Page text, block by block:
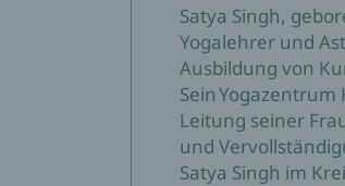
Satya Singh,
Yogalehrer und
Ausbildung von
Sein
Leitung seiner
und
Satya Singh im